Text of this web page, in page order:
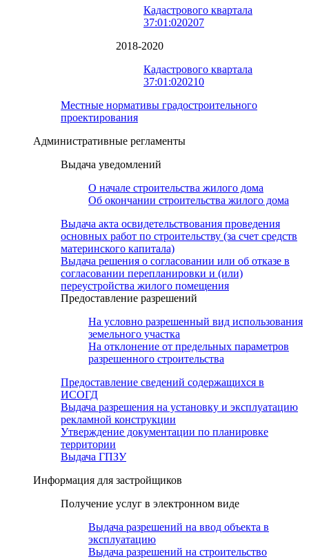
Кадастрового квартала
37:01:020207
2018-2020
Кадастрового квартала
37:01:020210
Местные нормативы градостроительного
проектирования
Административные регламенты
Выдача уведомлений
О начале строительства жилого дома
Об окончании строительства жилого дома
Выдача акта освидетельствования проведения
основных работ по строительству (за счет средств
материнского капитала)
Выдача решения о согласовании или об отказе в
согласовании перепланировки и (или)
переустройства жилого помещения
Предоставление разрешений
На условно разрешенный вид использования
земельного участка
На отклонение от предельных параметров
разрешенного строительства
Предоставление сведений содержащихся в
ИСОГД
Выдача разрешения на установку и эксплуатацию
рекламной конструкции
Утверждение документации по планировке
территории
Выдача ГПЗУ
Информация для застройщиков
Получение услуг в электронном виде
Выдача разрешений на ввод объекта в
эксплуатацию
Выдача разрешений на строительство